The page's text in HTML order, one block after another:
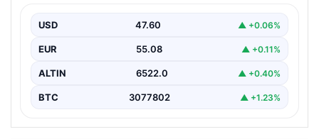
USD 47.60 ▲ +0.06%
EUR 55.08 ▲ +0.11%
ALTIN 6522.0 ▲ +0.40%
BTC 3077802 ▲ +1.23%